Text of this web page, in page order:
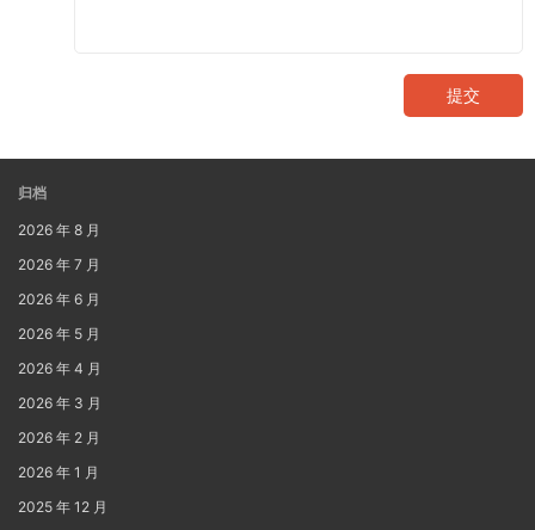
提交
归档
2026 年 8 月
2026 年 7 月
2026 年 6 月
2026 年 5 月
2026 年 4 月
2026 年 3 月
2026 年 2 月
2026 年 1 月
2025 年 12 月